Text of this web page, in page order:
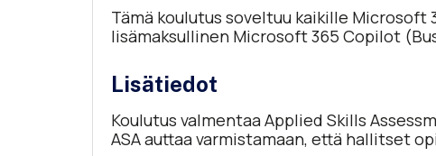
Tämä koulutus soveltuu kaikille
lisämaksullinen Microsoft 365 Copilot
Lisätiedot
Koulutus valmentaa Applied Skills
ASA auttaa varmistamaan, että hallitset